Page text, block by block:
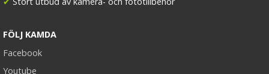
FÖLJ KAMDA
Facebook
Youtube